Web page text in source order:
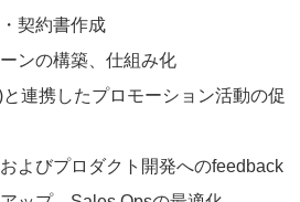
契約書作成
ンの構築、仕組み化
と連携したプロモーション活動の促
よびプロダクト開発へのfeedback